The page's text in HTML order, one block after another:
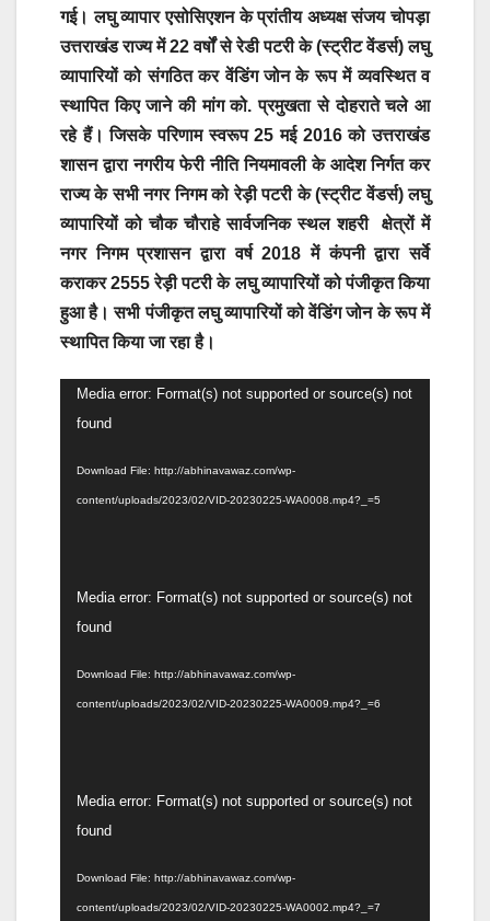
गई। लघु व्यापार एसोसिएशन के प्रांतीय अध्यक्ष संजय चोपड़ा
उत्तराखंड राज्य में 22 वर्षों से रेडी पटरी के (स्ट्रीट वेंडर्स) लघु
व्यापारियों को संगठित कर वेंडिंग जोन के रूप में व्यवस्थित व
स्थापित किए जाने की मांग को. प्रमुखता से दोहराते चले आ
रहे हैं। जिसके परिणाम स्वरूप 25 मई 2016 को उत्तराखंड
शासन द्वारा नगरीय फेरी नीति नियमावली के आदेश निर्गत कर
राज्य के सभी नगर निगम को रेड़ी पटरी के (स्ट्रीट वेंडर्स) लघु
व्यापारियों को चौक चौराहे सार्वजनिक स्थल शहरी क्षेत्रों में
नगर निगम प्रशासन द्वारा वर्ष 2018 में कंपनी द्वारा सर्वे
कराकर 2555 रेड़ी पटरी के लघु व्यापारियों को पंजीकृत किया
हुआ है। सभी पंजीकृत लघु व्यापारियों को वेंडिंग जोन के रूप में
स्थापित किया जा रहा है।
Video
Player
Media error: Format(s) not supported or source(s) not
found
Download File: http://abhinavawaz.com/wp-
content/uploads/2023/02/VID-20230225-WA0008.mp4?_=5
Video
Player
Media error: Format(s) not supported or source(s) not
found
Download File: http://abhinavawaz.com/wp-
content/uploads/2023/02/VID-20230225-WA0009.mp4?_=6
Video
Player
Media error: Format(s) not supported or source(s) not
found
Download File: http://abhinavawaz.com/wp-
content/uploads/2023/02/VID-20230225-WA0002.mp4?_=7